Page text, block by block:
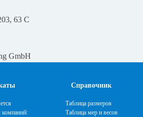
63 C
GmbH
Справочник
Таблица размеров
Таблица мер и весов